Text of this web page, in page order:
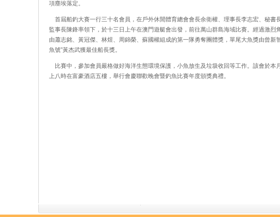
項塵埃落定。
首屆船釣大賽一行三十名會員，在戶外休閒體育總會會長余衛權、理事長李志宏、秘書
監事長陳鋒率領下，於十三日上午在澳門遊艇會出發，前往萬山群島海域比賽。經過激烈
由蕭志銘、黃冠傑、林煜、周錦榮、蘇國權組成的第一隊勇奪團體獎，單尾大魚獎由曾新
魚號”黃杰武獲最佳船長獎。
比賽中，參加會員嚴格做好海洋生態環境保護，小魚放生及垃圾收回等工作。該會於本
上八時在富豪酒店五樓，舉行會慶聯歡晚會暨釣魚比賽年度頒獎典禮。